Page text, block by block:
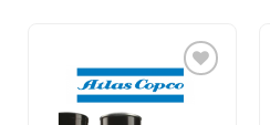
Add to
Wishlist